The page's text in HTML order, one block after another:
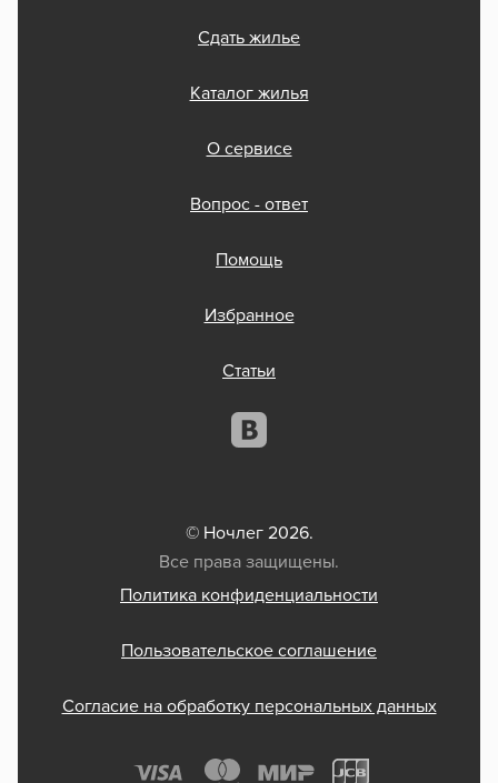
Сдать жилье
Каталог жилья
О сервисе
Вопрос - ответ
Помощь
Избранное
Статьи
© Ночлег 2026.
Все права защищены.
Политика конфиденциальности
Пользовательское соглашение
Согласие на обработку персональных данных